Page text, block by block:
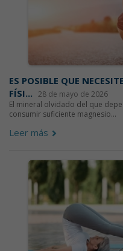
ES POSIBLE QUE
FÍSI... 28 de mayo de 2026
El mineral olvidado del que
consumir suficiente magnesio...
Leer más